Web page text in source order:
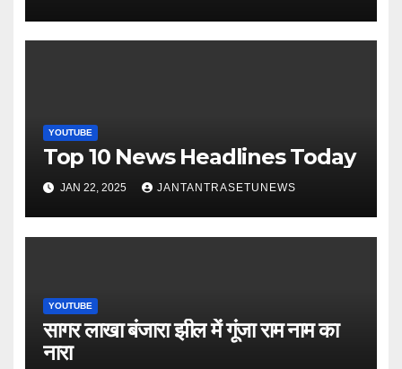
YOUTUBE
Top 10 News Headlines Today
JAN 22, 2025 JANTANTRASETUNEWS
YOUTUBE
सागर लाखा बंजारा झील में गूंजा राम नाम का
नारा